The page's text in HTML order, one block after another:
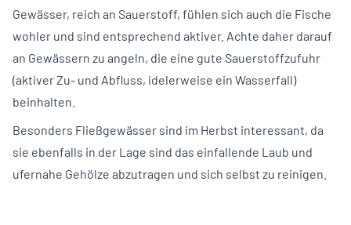
Gewässer, reich an Sauerstoff, fühlen sich auch die Fische
wohler und sind entsprechend aktiver. Achte daher darauf
an Gewässern zu angeln, die eine gute Sauerstoffzufuhr
(aktiver Zu- und Abfluss, idelerweise ein Wasserfall)
beinhalten.
Besonders Fließgewässer sind im Herbst interessant, da
sie ebenfalls in der Lage sind das einfallende Laub und
ufernahe Gehölze abzutragen und sich selbst zu reinigen.